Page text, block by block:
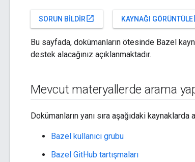
SORUN BILDIRopen_in_new KAYNAĞI GÖRÜNTÜLE
Bu sayfada, dokümanların ötesinde Bazel
destek alacağınız açıklanmaktadır.
Mevcut materyallerde arama
Dokümanların yanı sıra aşağıdaki
Bazel kullanıcı grubu
Bazel GitHub tartışmaları